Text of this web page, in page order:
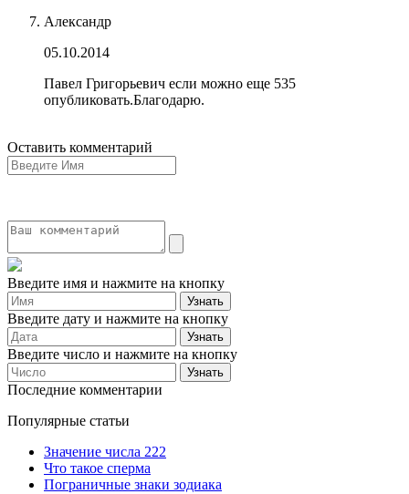
Александр
05.10.2014
Павел Григорьевич если можно еще 535
опубликовать.Благодарю.
Оставить комментарий
Введите имя и нажмите на кнопку
Введите дату и нажмите на кнопку
Введите число и нажмите на кнопку
Последние комментарии
Популярные статьи
Значение числа 222
Что такое сперма
Пограничные знаки зодиака